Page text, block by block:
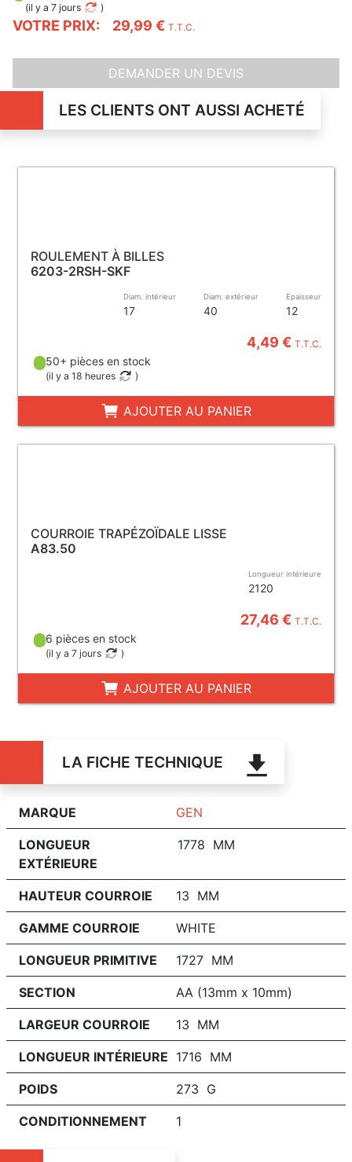
VOTRE PRIX: 29,99 € T.T.C.
(il y a 7 jours )
DEMANDER UN DEVIS
LES CLIENTS ONT AUSSI ACHETÉ
ROULEMENT À BILLES
6203-2RSH-SKF
Diam. intérieur
17
Diam. extérieur
40
Epaisseur
12
4,49 €T.T.C.
50+ pièces en stock
(il y a 18 heures )
AJOUTER AU PANIER
COURROIE TRAPÉZOÏDALE LISSE
A83.50
Longueur intérieure
2120
27,46 €T.T.C.
6 pièces en stock
(il y a 7 jours )
AJOUTER AU PANIER
LA FICHE TECHNIQUE
MARQUE GEN
LONGUEUR
EXTÉRIEURE
1778 MM
HAUTEUR COURROIE 13 MM
GAMME COURROIE WHITE
LONGUEUR PRIMITIVE 1727 MM
SECTION AA (13mm x 10mm)
LARGEUR COURROIE 13 MM
LONGUEUR INTÉRIEURE 1716 MM
POIDS 273 G
CONDITIONNEMENT 1